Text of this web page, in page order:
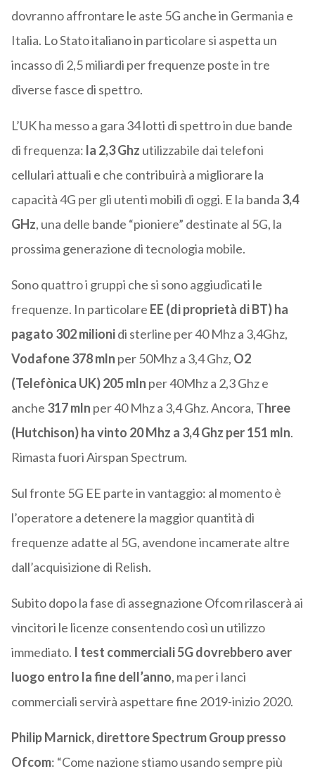
dovranno affrontare le aste 5G anche in Germania e
Italia. Lo Stato italiano in particolare si aspetta un
incasso di 2,5 miliardi per frequenze poste in tre
diverse fasce di spettro.
L’UK ha messo a gara 34 lotti di spettro in due bande
di frequenza: la 2,3 Ghz utilizzabile dai telefoni
cellulari attuali e che contribuirà a migliorare la
capacità 4G per gli utenti mobili di oggi. E la banda 3,4
GHz, una delle bande “pioniere” destinate al 5G, la
prossima generazione di tecnologia mobile.
Sono quattro i gruppi che si sono aggiudicati le
frequenze. In particolare EE (di proprietà di BT) ha
pagato 302 milionidi sterline per 40 Mhz a 3,4Ghz,
Vodafone 378 mln per 50Mhz a 3,4 Ghz, O2
(Telefònica UK) 205 mln per 40Mhz a 2,3 Ghz e
anche 317 mln per 40 Mhz a 3,4 Ghz. Ancora, Three
(Hutchison) ha vinto 20 Mhz a 3,4 Ghz per 151 mln.
Rimasta fuori Airspan Spectrum.
Sul fronte 5G EE parte in vantaggio: al momento è
l’operatore a detenere la maggior quantità di
frequenze adatte al 5G, avendone incamerate altre
dall’acquisizione di Relish.
Subito dopo la fase di assegnazione Ofcom rilascerà ai
vincitori le licenze consentendo così un utilizzo
immediato. I test commerciali 5G dovrebbero aver
luogo entro la fine dell’anno, ma per i lanci
commerciali servirà aspettare fine 2019-inizio 2020.
Philip Marnick, direttore Spectrum Group presso
Ofcom: “Come nazione stiamo usando sempre più